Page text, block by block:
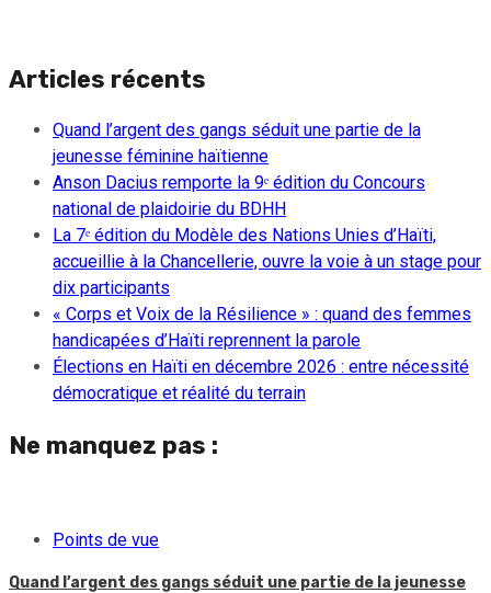
Articles récents
Quand l’argent des gangs séduit une partie de la
jeunesse féminine haïtienne
Anson Dacius remporte la 9ᵉ édition du Concours
national de plaidoirie du BDHH
La 7ᵉ édition du Modèle des Nations Unies d’Haïti,
accueillie à la Chancellerie, ouvre la voie à un stage pour
dix participants
« Corps et Voix de la Résilience » : quand des femmes
handicapées d’Haïti reprennent la parole
Élections en Haïti en décembre 2026 : entre nécessité
démocratique et réalité du terrain
Ne manquez pas :
Points de vue
Quand l’argent des gangs séduit une partie de la jeunesse